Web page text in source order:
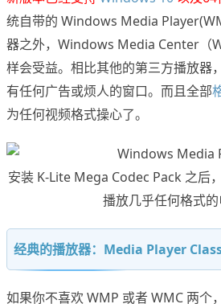
统自带的 Windows Media
器之外，Windows Media Center（
样会受益。相比其他的第三方播放器
有任何广告或烦人的窗口。而且全部
为任何视频格式操心了。
安装 K-Lite Mega Codec Pack 之后
播放几乎任何格式
经典的播放器：Media Player
如果你不喜欢 WMP 或者 WMC 两个